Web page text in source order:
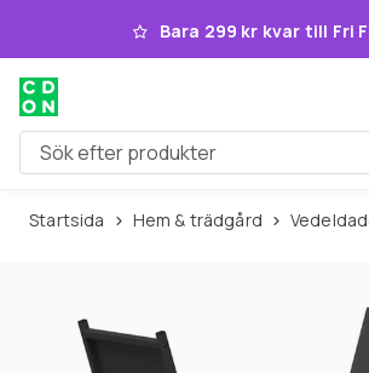
Hoppa till huvudinnehållet
Bara 299 kr kvar till Fri
Sök efter produkter
Startsida Hem & trädgård